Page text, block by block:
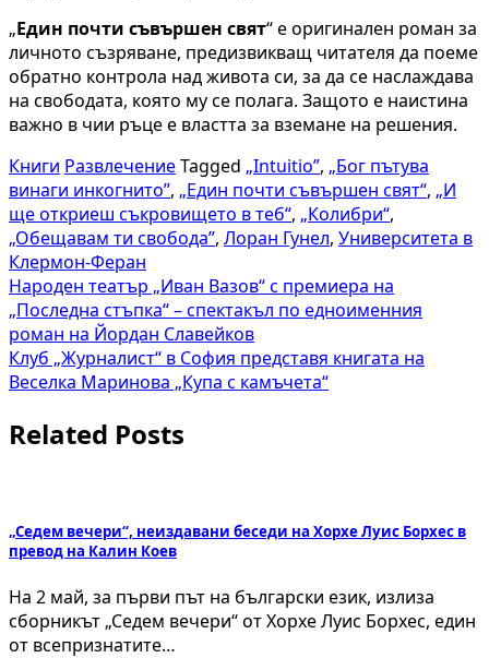
„Един почти съвършен свят“ е оригинален роман за
личното съзряване, предизвикващ читателя да поеме
обратно контрола над живота си, за да се наслаждава
на свободата, която му се полага. Защото е наистина
важно в чии ръце е властта за вземане на решения.
Книги РазвлечениеTagged „Intuitio”, „Бог пътува
винаги инкогнито”, „Един почти съвършен свят“, „И
ще откриеш съкровището в теб“, „Колибри“,
„Обещавам ти свобода”, Лоран Гунел, Университета в
Клермон-Феран
Навигация
Народен театър „Иван Вазов“ с премиера на
„Последна стъпка“ – спектакъл по едноименния
роман на Йордан Славейков
Клуб „Журналист“ в София представя книгата на
Веселка Маринова „Купа с камъчета“
Related Posts
„Седем вечери“, неиздавани беседи на Хорхе Луис Борхес в
превод на Калин Коев
На 2 май, за първи път на български език, излиза
сборникът „Седем вечери“ от Хорхе Луис Борхес, един
от всепризнатите…